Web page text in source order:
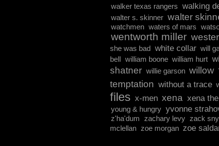
walker texas rangers walking
walter s. skinner walter
watchmen waters of mars
wentworth miller
she was bad white collar will
bell william boone william hurt
shatner willie garson willow
temptation without a trace
files x-men xena xena
young & hungry yvonne
z'ha'dum zachary levy zack
mclellan zoe morgan zoe